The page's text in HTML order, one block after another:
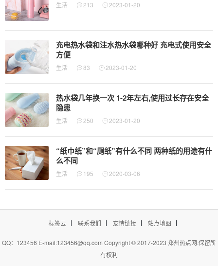
生活 213 2023-01-20
充电热水袋和注水热水袋哪种好 充电式使用安全
方便
生活 83 2023-01-20
热水袋几年换一次 1-2年左右,使用过长存在安全
隐患
生活 250 2023-01-20
“纸巾纸”和“厕纸”有什么不同 两种纸的用途有什
么不同
生活 195 2020-03-06
标签云 联系我们 友情链接 站点地图
QQ：123456 E-mail:123456@qq.com Copyright © 2017-2023 郑州热点网.保留所
有权利